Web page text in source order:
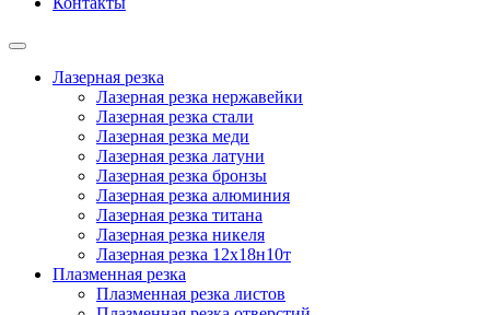
Лазерная резка
Лазерная резка нержавейки
Лазерная резка стали
Лазерная резка меди
Лазерная резка латуни
Лазерная резка бронзы
Лазерная резка алюминия
Лазерная резка титана
Лазерная резка никеля
Лазерная резка 12х18н10т
Плазменная резка
Плазменная резка листов